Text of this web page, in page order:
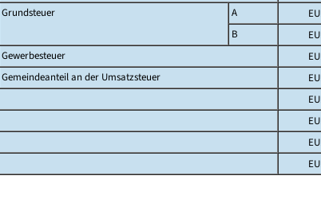
Grundsteuer A
B
Gewerbesteuer
Gemeindeanteil an der Umsatzsteuer